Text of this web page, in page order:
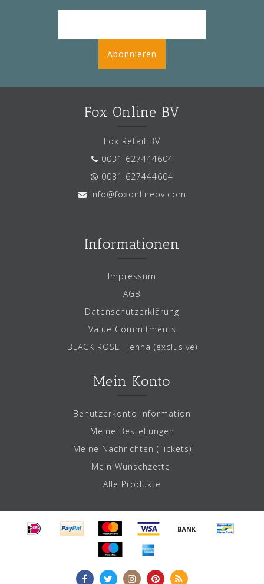
Abonnieren
Fox Online BV
Fox Retail BV
0031 627444604
0031 627444604
info@foxonlinebv.com
Informationen
Impressum
AGB
Datenschutzerklärung
Value Commitments
BLACK ROSE Henna (exclusive)
Mein Konto
Benutzerkonto Information
Meine Bestellungen
Meine Nachrichten (Tickets)
Mein Wunschzettel
Alle Produkte